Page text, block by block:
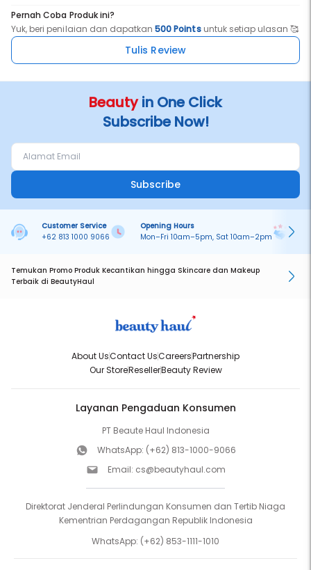
Pernah Coba Produk ini?
Yuk, beri penilaian dan dapatkan500 Pointsuntuk setiap ulasan 🥰
Tulis Review
Beautyin One Click
Subscribe Now!
Subscribe
Customer Service
+62 813 1000 9066
Opening Hours
Mon–Fri 10am–5pm, Sat 10am–2pm
Temukan Promo Produk Kecantikan hingga Skincare dan Makeup
Terbaik di BeautyHaul
About UsContact UsCareersPartnership
Our StoreResellerBeauty Review
Layanan Pengaduan Konsumen
PT Beaute Haul Indonesia
WhatsApp: (+62) 813-1000-9066
Email: cs@beautyhaul.com
Direktorat Jenderal Perlindungan Konsumen dan Tertib Niaga
Kementrian Perdagangan Republik Indonesia
WhatsApp: (+62) 853-1111-1010